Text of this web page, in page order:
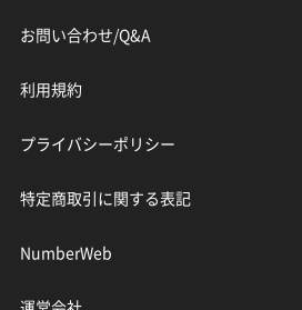
お問い合わせ/Q&A
利用規約
プライバシーポリシー
特定商取引に関する表記
NumberWeb